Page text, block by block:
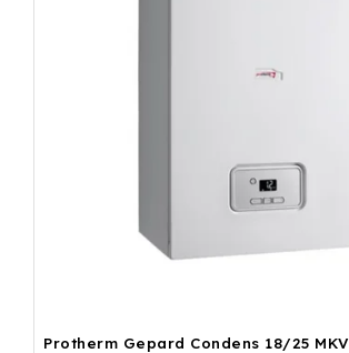
Protherm Gepard Condens 18/25 MKV